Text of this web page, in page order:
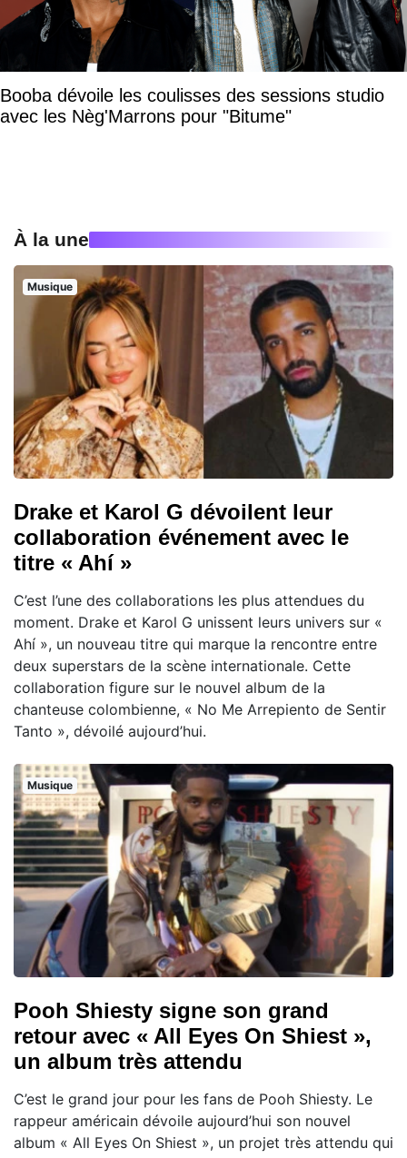
Booba dévoile les coulisses des sessions studio
avec les Nèg'Marrons pour "Bitume"
À la une
Musique
Drake et Karol G dévoilent leur
collaboration événement avec le
titre « Ahí »
C’est l’une des collaborations les plus attendues du
moment. Drake et Karol G unissent leurs univers sur «
Ahí », un nouveau titre qui marque la rencontre entre
deux superstars de la scène internationale. Cette
collaboration figure sur le nouvel album de la
chanteuse colombienne, « No Me Arrepiento de Sentir
Tanto », dévoilé aujourd’hui.
Musique
Pooh Shiesty signe son grand
retour avec « All Eyes On Shiest »,
un album très attendu
C’est le grand jour pour les fans de Pooh Shiesty. Le
rappeur américain dévoile aujourd’hui son nouvel
album « All Eyes On Shiest », un projet très attendu qui